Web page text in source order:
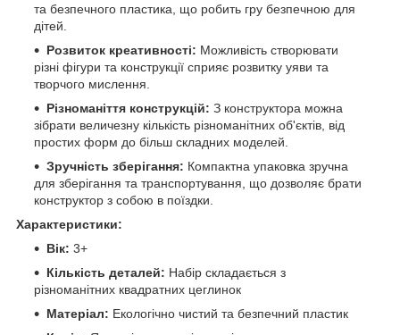
та безпечного пластика, що робить гру безпечною для
дітей.
Розвиток креативності: Можливість створювати
різні фігури та конструкції сприяє розвитку уяви та
творчого мислення.
Різноманіття конструкцій: З конструктора можна
зібрати величезну кількість різноманітних об'єктів, від
простих форм до більш складних моделей.
Зручність зберігання: Компактна упаковка зручна
для зберігання та транспортування, що дозволяє брати
конструктор з собою в поїздки.
Характеристики:
Вік: 3+
Кількість деталей: Набір складається з
різноманітних квадратних цеглинок
Матеріал: Екологічно чистий та безпечний пластик